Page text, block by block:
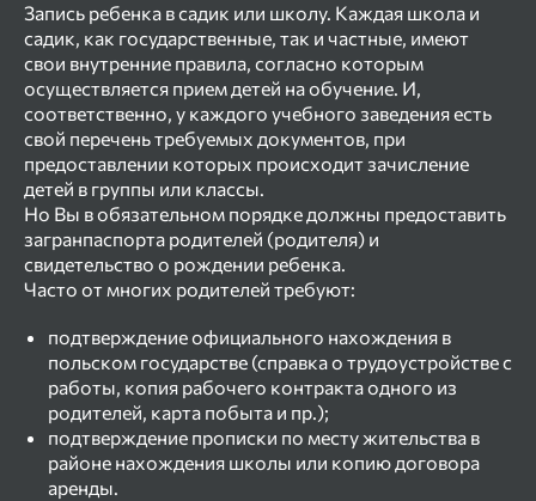
Запись ребенка в садик или школу. Каждая школа и
садик, как государственные, так и частные, имеют
свои внутренние правила, согласно которым
осуществляется прием детей на обучение. И,
соответственно, у каждого учебного заведения есть
свой перечень требуемых документов, при
предоставлении которых происходит зачисление
детей в группы или классы.
Но Вы в обязательном порядке должны предоставить
загранпаспорта родителей (родителя) и
свидетельство о рождении ребенка.
Часто от многих родителей требуют:
подтверждение официального нахождения в
польском государстве (справка о трудоустройстве с
работы, копия рабочего контракта одного из
родителей, карта побыта и пр.);
подтверждение прописки по месту жительства в
районе нахождения школы или копию договора
аренды.